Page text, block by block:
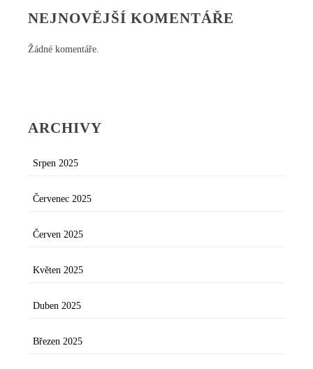
NEJNOVĚJŠÍ KOMENTÁŘE
Žádné komentáře.
ARCHIVY
Srpen 2025
Červenec 2025
Červen 2025
Květen 2025
Duben 2025
Březen 2025